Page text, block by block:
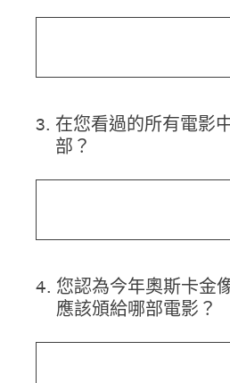
3. 在您看過的所有電影
部？
4. 您認為今年奧斯卡金
應該頒給哪部電影？